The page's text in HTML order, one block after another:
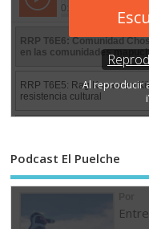
Podcast El Puelche